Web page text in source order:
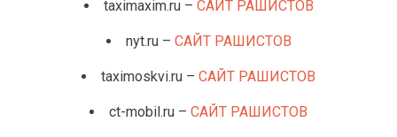
taximaxim.ru – САЙТ РАШИСТОВ
nyt.ru – САЙТ РАШИСТОВ
taximoskvi.ru – САЙТ РАШИСТОВ
ct-mobil.ru – САЙТ РАШИСТОВ